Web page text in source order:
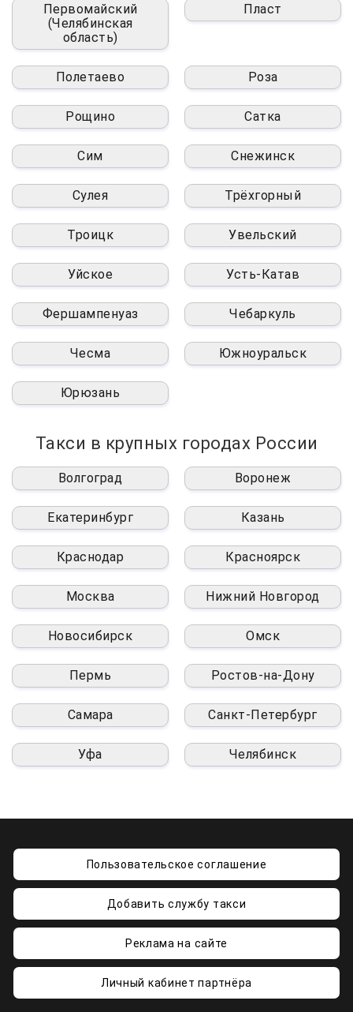
Первомайский
(Челябинская
область)
Пласт
Полетаево Роза
Рощино Сатка
Сим Снежинск
Сулея Трёхгорный
Троицк Увельский
Уйское Усть-Катав
Фершампенуаз Чебаркуль
Чесма Южноуральск
Юрюзань
Такси в крупных городах России
Волгоград Воронеж
Екатеринбург Казань
Краснодар Красноярск
Москва Нижний Новгород
Новосибирск Омск
Пермь Ростов-на-Дону
Самара Санкт-Петербург
Уфа Челябинск
Пользовательское соглашение
Добавить службу такси
Реклама на сайте
Личный кабинет партнёра